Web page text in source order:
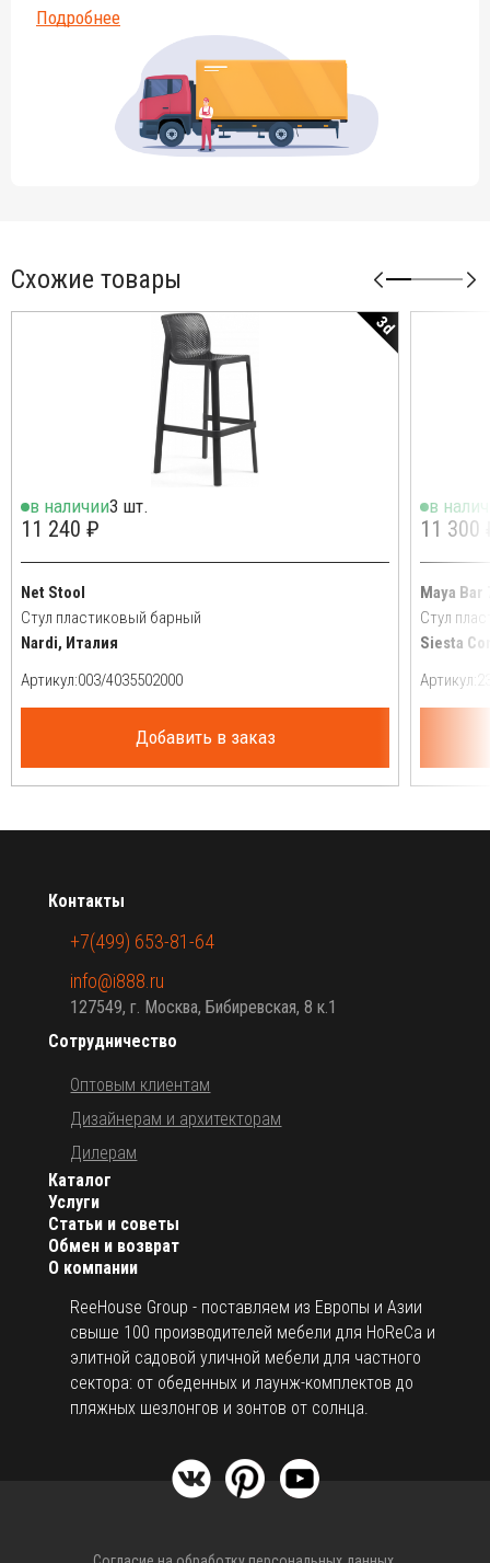
Подробнее
Схожие товары
3d
в наличии3 шт.
11 240 ₽
Net Stool
Стул пластиковый барный
Nardi, Италия
Артикул:
Добавить в заказ
в
11 300
Maya Bar
Стул
Siesta
Артикул:
О компании
ReeHouse Group - поставляем из Европы и Азии
свыше 100 производителей мебели для HoReCa и
элитной садовой уличной мебели для частного
сектора: от обеденных и лаунж-комплектов до
пляжных шезлонгов и зонтов от солнца.
Каталог
Услуги
Статьи и советы
Обмен и возврат
Сотрудничество
Оптовым клиентам
Дизайнерам и архитекторам
Дилерам
Контакты
+7(499) 653-81-64
info@i888.ru
127549, г. Москва, Бибиревская, 8 к.1